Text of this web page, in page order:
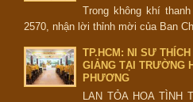
Trong không khí
2570, nhận lời thỉnh mời của Ban
TP.HCM: NI SƯ
GIẢNG TẠI TRƯỜNG
PHƯƠNG
LAN TỎA HOA TÌNH